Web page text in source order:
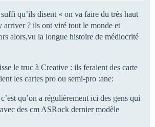
qu’ils disent « on va faire du très haut
arriver ? ils ont viré tout le monde et
alors,vu la longue histoire de médiocrité
le truc à Creative : ils feraient des carte
les cartes pro ou semi-pro :ane:
qu’on a régulièrement ici des gens qui
des cm ASRock dernier modèle